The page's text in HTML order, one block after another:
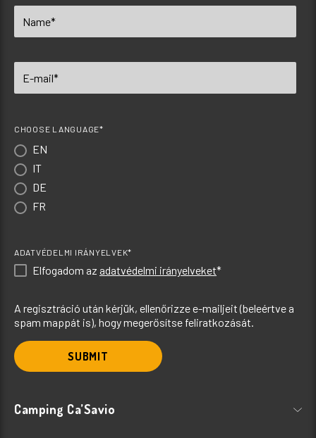
CHOOSE LANGUAGE*
EN
IT
DE
FR
ADATVÉDELMI IRÁNYELVEK*
Elfogadom az adatvédelmi irányelveket*
A regisztráció után kérjük, ellenőrizze e-mailjeit (beleértve a
spam mappát is), hogy megerősítse feliratkozását.
SUBMIT
Camping Ca’Savio